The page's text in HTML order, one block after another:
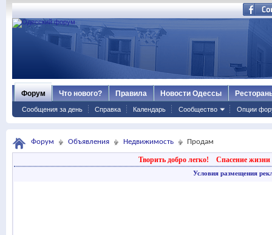
Форум
Сообщения за день Справка Календарь Сообщество Опции
Что нового? Правила Новости Одессы
Форум Объявления Недвижимость Продам
Творить добро легко! Спасение жизни
Условия размещения